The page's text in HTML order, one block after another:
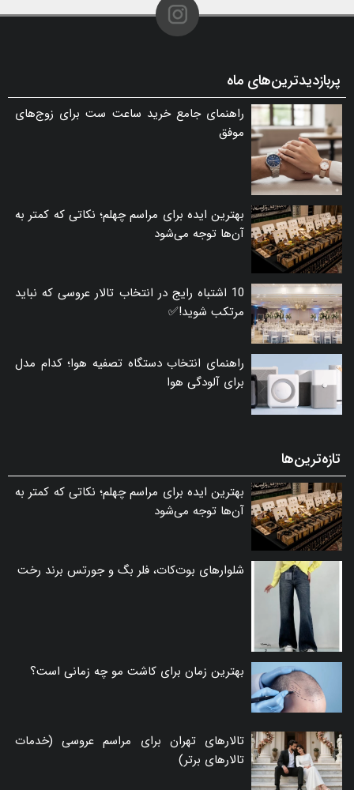
پربازدیدترین‌های ماه
راهنمای جامع خرید ساعت ست برای زوج‌های
موفق
بهترین ایده برای مراسم چهلم؛ نکاتی که کمتر به
آن‌ها توجه می‌شود
10 اشتباه رایج در انتخاب تالار عروسی که نباید
مرتکب شوید!✅
راهنمای انتخاب دستگاه تصفیه هوا؛ کدام مدل
برای آلودگی هوا
تازه‌ترین‌ها
بهترین ایده برای مراسم چهلم؛ نکاتی که کمتر به
آن‌ها توجه می‌شود
شلوارهای بوت‌کات، فلر بگ و جورتس برند رخت
بهترین زمان برای کاشت مو چه زمانی است؟
تالارهای تهران برای مراسم عروسی (خدمات
تالارهای برتر)